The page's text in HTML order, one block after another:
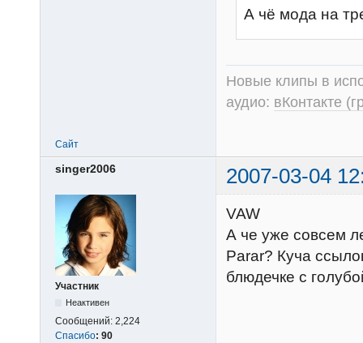
А чё мода на
Новые клипы в
аудио: вКонтакте
Сайт
singer2006 2007-03-04
Участник
Неактивен
Сообщений: 2,224
Спасибо: 90
VAW
А че уже совсем
Parar? Куча
блюдечке с